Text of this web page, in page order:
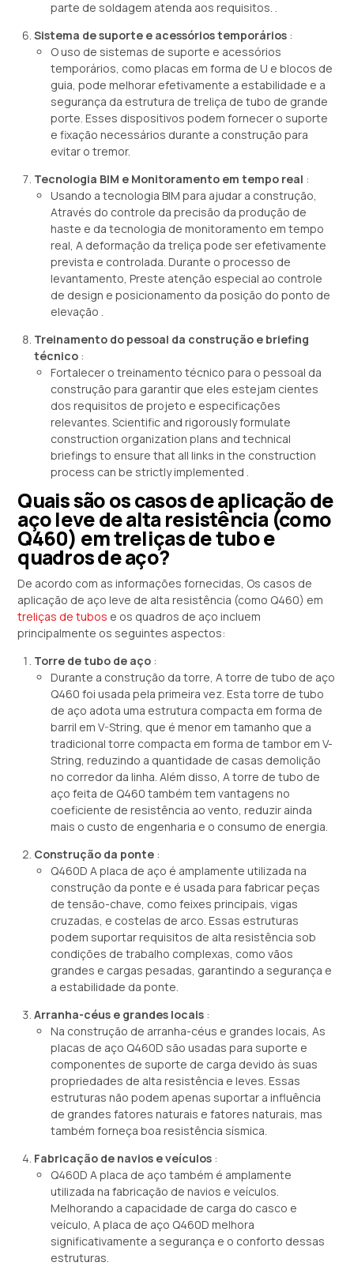
parte de soldagem atenda aos requisitos. .
Sistema de suporte e acessórios temporários :
O uso de sistemas de suporte e acessórios
temporários, como placas em forma de U e blocos de
guia, pode melhorar efetivamente a estabilidade e a
segurança da estrutura de treliça de tubo de grande
porte. Esses dispositivos podem fornecer o suporte
e fixação necessários durante a construção para
evitar o tremor.
Tecnologia BIM e Monitoramento em tempo real :
Usando a tecnologia BIM para ajudar a construção,
Através do controle da precisão da produção de
haste e da tecnologia de monitoramento em tempo
real, A deformação da treliça pode ser efetivamente
prevista e controlada. Durante o processo de
levantamento, Preste atenção especial ao controle
de design e posicionamento da posição do ponto de
elevação .
Treinamento do pessoal da construção e briefing
técnico :
Fortalecer o treinamento técnico para o pessoal da
construção para garantir que eles estejam cientes
dos requisitos de projeto e especificações
relevantes.Scientific and rigorously formulate
construction organization plans and technical
briefings to ensure that all links in the construction
process can be strictly implemented
Quais são os casos de aplicação de
aço leve de alta resistência (como
Q460) em treliças de tubo e
quadros de aço?
De acordo com as informações fornecidas, Os casos de
aplicação de aço leve de alta resistência (como Q460) em
treliças de tubos e os quadros de aço incluem
principalmente os seguintes aspectos:
Torre de tubo de aço :
Durante a construção da torre, A torre de tubo de aço
Q460 foi usada pela primeira vez. Esta torre de tubo
de aço adota uma estrutura compacta em forma de
barril em V-String, que é menor em tamanho que a
tradicional torre compacta em forma de tambor em V-
String, reduzindo a quantidade de casas demolição
no corredor da linha. Além disso, A torre de tubo de
aço feita de Q460 também tem vantagens no
coeficiente de resistência ao vento, reduzir ainda
mais o custo de engenharia e o consumo de energia.
Construção da ponte :
Q460D A placa de aço é amplamente utilizada na
construção da ponte e é usada para fabricar peças
de tensão-chave, como feixes principais, vigas
cruzadas, e costelas de arco. Essas estruturas
podem suportar requisitos de alta resistência sob
condições de trabalho complexas, como vãos
grandes e cargas pesadas, garantindo a segurança e
a estabilidade da ponte.
Arranha-céus e grandes locais :
Na construção de arranha-céus e grandes locais, As
placas de aço Q460D são usadas para suporte e
componentes de suporte de carga devido às suas
propriedades de alta resistência e leves. Essas
estruturas não podem apenas suportar a influência
de grandes fatores naturais e fatores naturais, mas
também forneça boa resistência sísmica.
Fabricação de navios e veículos :
Q460D A placa de aço também é amplamente
utilizada na fabricação de navios e veículos.
Melhorando a capacidade de carga do casco e
veículo, A placa de aço Q460D melhora
significativamente a segurança e o conforto dessas
estruturas.